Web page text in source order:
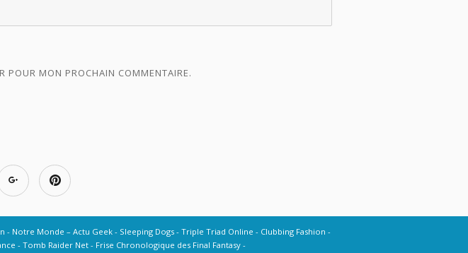
POUR MON PROCHAIN COMMENTAIRE.
Notre Monde – Actu Geek Sleeping Dogs Triple Triad Online
Clubbing Fashion
Tomb Raider Net Frise Chronologique des Final Fantasy